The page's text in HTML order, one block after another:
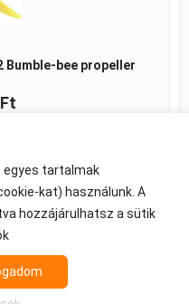
Bumble-bee propeller
-
- FPV felszerelés
egyes tartalmak
kat) használunk. A
hozzájárulhatsz a sütik